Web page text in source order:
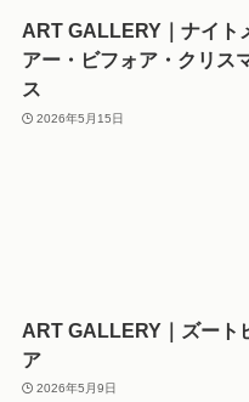
ART GALLERY｜ナイト
アー・ビフォア・クリス
ス
2026年5月15日
ART GALLERY｜ズート
ア
2026年5月9日